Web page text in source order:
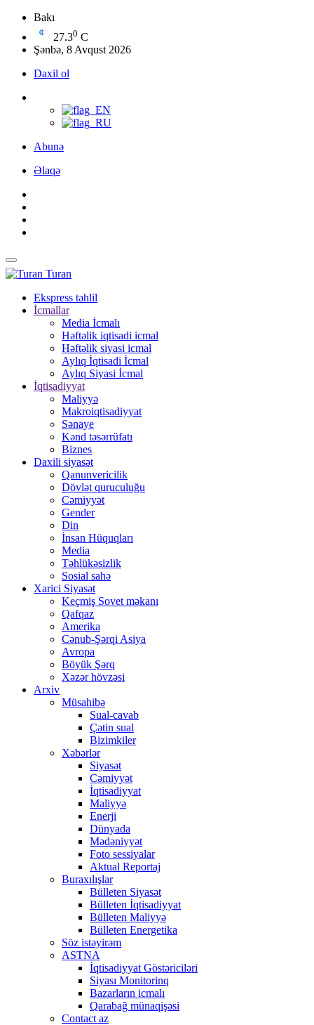
Bakı
27.30 C
Şənbə, 8 Avqust 2026
Daxil ol
Abunə
Əlaqə
Turan
Ekspress təhlil
İcmallar
Media İcmalı
Həftəlik iqtisadi icmal
Həftəlik siyasi icmal
Aylıq İqtisadi İcmal
Aylıq Siyasi İcmal
İqtisadiyyat
Maliyyə
Makroiqtisadiyyat
Sənaye
Kənd təsərrüfatı
Biznes
Daxili siyasət
Qanunvericilik
Dövlət quruculuğu
Cəmiyyət
Gender
Din
İnsan Hüquqları
Media
Təhlükəsizlik
Sosial sahə
Xarici Siyasət
Keçmiş Sovet məkanı
Qafqaz
Amerika
Cənub-Şərqi Asiya
Avropa
Böyük Şərq
Xəzər hövzəsi
Arxiv
Müsahibə
Sual-cavab
Çətin sual
Bizimkiler
Xəbərlər
Siyasət
Cəmiyyət
İqtisadiyyat
Maliyyə
Enerji
Dünyada
Mədəniyyət
Foto sessiyalar
Aktual Reportaj
Buraxılışlar
Bülleten Siyasət
Bülleten İqtisadiyyat
Bülleten Maliyyə
Bülleten Energetika
Söz istəyirəm
ASTNA
İqtisadiyyat Göstəriciləri
Siyası Monitorinq
Bazarların icmalı
Qarabağ münaqişəsi
Contact az